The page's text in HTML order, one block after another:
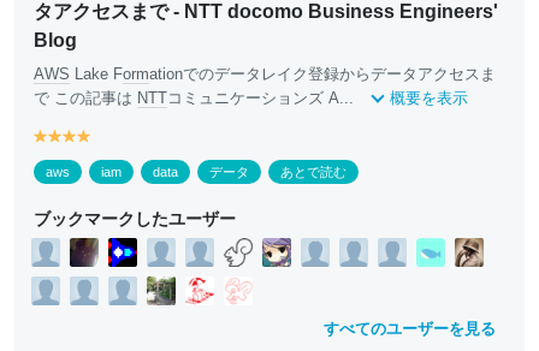
タアクセスまで - NTT docomo Business Engineers'
Blog
AWS Lake Formationでのデータレイク登録からデータアクセスま
で この記事は NTTコミュニケーションズ A... 概要を表示
y
e
ll
w
y
e
ll
o
w
y
e
ll
w
e
ll
w
aws iam data データ あとで読む
ブックマークしたユーザー
すべてのユーザーを見る